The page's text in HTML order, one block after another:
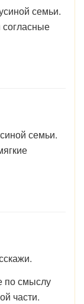
семьи.
семьи.
по смыслу
части.